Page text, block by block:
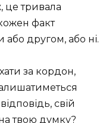
це тривала
факт
другом, або ні.
за кордон,
свій
твою думку?